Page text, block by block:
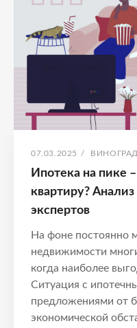
на
пике
ОПУБЛИКОВАНО
07.03.2025 / АВТОР:
Ипотека на пике
квартиру?
экспертов
На фоне постоянно
недвижимости
когда наиболее
Ситуация с
предложениями от
экономической